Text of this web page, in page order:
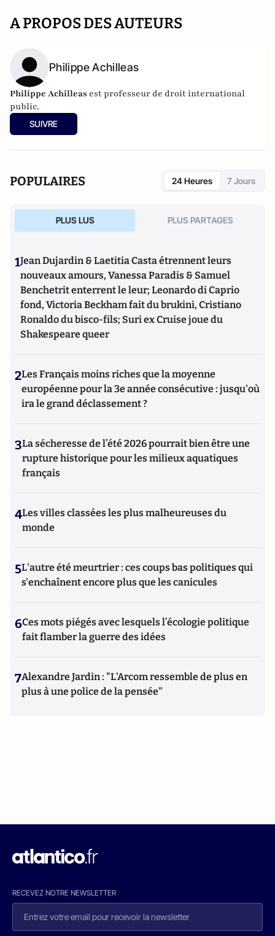
A PROPOS DES AUTEURS
Philippe Achilleas
Philippe Achilleas est professeur de droit international
public.
SUIVRE
POPULAIRES 24 Heures 7 Jours
PLUS LUS PLUS PARTAGES
1Jean Dujardin & Laetitia Casta étrennent leurs
nouveaux amours, Vanessa Paradis & Samuel
Benchetrit enterrent le leur; Leonardo di Caprio
fond, Victoria Beckham fait du brukini, Cristiano
Ronaldo du bisco-fils; Suri ex Cruise joue du
Shakespeare queer
2Les Français moins riches que la moyenne
européenne pour la 3e année consécutive : jusqu'où
ira le grand déclassement ?
3La sécheresse de l’été 2026 pourrait bien être une
rupture historique pour les milieux aquatiques
français
4Les villes classées les plus malheureuses du
monde
5L'autre été meurtrier : ces coups bas politiques qui
s'enchaînent encore plus que les canicules
6Ces mots piégés avec lesquels l’écologie politique
fait flamber la guerre des idées
7Alexandre Jardin : "L'Arcom ressemble de plus en
plus à une police de la pensée"
RECEVEZ NOTRE NEWSLETTER